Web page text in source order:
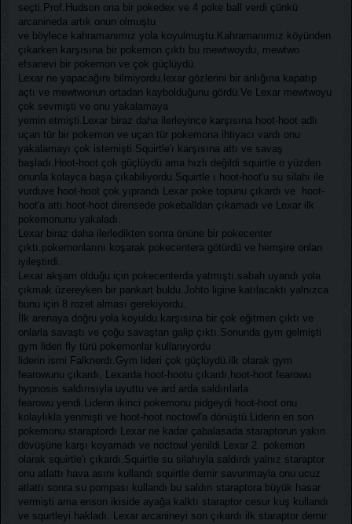
seçti.Prof.Hudson ona bir pokedex ve 4 poke ball verdi çünkü
arcanineda artık onun olmuştu
ve böylece kahramanımız yola koyulmuştu.Kahramanımız köyünden
çıkarken karşısına bir pokemon çıktı bu mewtwoydu, mewtwo
efsanevi bir pokemon ve çok güçlüydü.
Lexar ne yapacağını bilmiyordu.lexar gözlerini bir anlığına kapatıp
açtı ve mewtwonun ortadan kaybolduğunu gördü.Ve Lexar mewtwoyu
çok sevmişti ve onu yakalamaya
yemin etmişti.Lexar biraz daha ilerleyince karşısına hoot-hoot adlı
uçan tür bir pokemon ve uçan tür pokemona ihtiyacı vardı onu
yakalamayı çok istemişti.Squirtle'ı karşısına attı ve savaş
başladı.Hoot-hoot çok güçlüydü ama hızlı değildi squirtle o yüzden
onunla kolayca başa çıkabiliyordu.Squirtle ı hoot-hoot'u su silahı ile
vurduve hoot-hoot çok yıprandı Lexar poke topunu çıkardı ve hoot-
hoot'a attı.hoot-hoot dirensede pokeballdan çıkamadı ve Lexar ilk
pokemonunu yakaladı.
Lexar biraz daha ilerledikten sonra önüne bir pokecenter
çıktı.pokemonlarını koşarak pokecentera götürdü ve hemşire onları
iyileştirdi.
Lexar akşam olduğu için pokecenterda yatmıştı.sabah uyandı yola
çıkmak üzereyken bir pankart buldu.Johto ligine katılacaktı yalnızca
bunu için 8 rozet alması gerekiyordu.
İlk arenaya doğru yola koyuldu.karşısına bir çok eğitmen çıktı ve
onlarla savaştı ve çoğu savaştan galip çıktı.Sonunda gym gelmişti
gym lideri fly türü pokemonlar kullanıyordu
liderin ismi Falknerdı.Gym lideri çok güçlüydü.ilk olarak gym
fearowunu çıkardı, Lexarda hoot-hootu çıkardı,hoot-hoot fearowu
hypnosis saldırısıyla uyuttu ve ard arda saldırılarla
fearowu yendi.Liderin ikinci pokemonu pidgeydi hoot-hoot onu
kolaylıkla yenmişti ve hoot-hoot noctowl'a dönüştü.Liderin en son
pokemonu staraptordı Lexar ne kadar çabalasada staraptorun yakın
dövüşüne karşı koyamadı ve noctowl yenildi.Lexar 2. pokemon
olarak squirtle'ı çıkardı.Squirtle su silahıyla saldırdı yalnız staraptor
onu atlattı hava asını kullandı squirtle demir savunmayla onu ucuz
atlattı sonra su pompası kullandı bu saldırı staraptora büyük hasar
vermişti ama enson ikiside ayağa kalktı staraptor cesur kuş kullandı
ve squrtleyi hakladı. Lexar arcanineyi son çıkardı ilk staraptor demir